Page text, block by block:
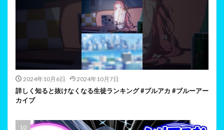
2024年10月6日 2024年10月7日
詳しく知ると抜けなくなる生徒ランキング #ブルアカ #ブルーアー
カイブ